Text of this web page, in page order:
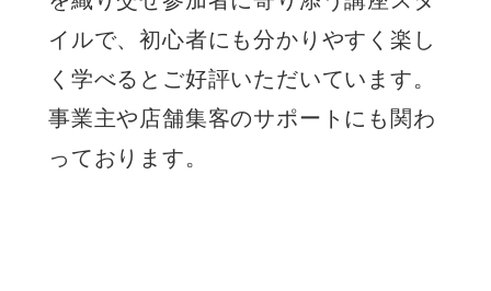
イルで、初心者にも分かりやすく楽し
く学べるとご好評いただいています。
事業主や店舗集客のサポートにも関わ
っております。